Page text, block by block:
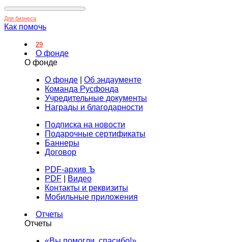
Для бизнеса
Как помочь
29
О фонде
О фонде
О фонде
Об эндаументе
Команда Русфонда
Учредительные документы
Награды и благодарности
Подписка на новости
Подарочные сертификаты
Баннеры
Договор
PDF-архив Ъ
PDF
Видео
Контакты и реквизиты
Мобильные приложения
Отчеты
Отчеты